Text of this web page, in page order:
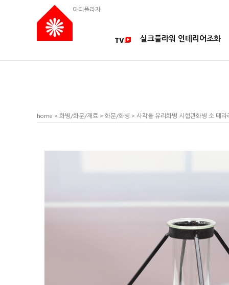
아티플라자
TV 실크플라워 인테리어조화
home > 화병/화분/재료 > 화분/화병 > 사각틀 유리화병 시험관화병 소 테